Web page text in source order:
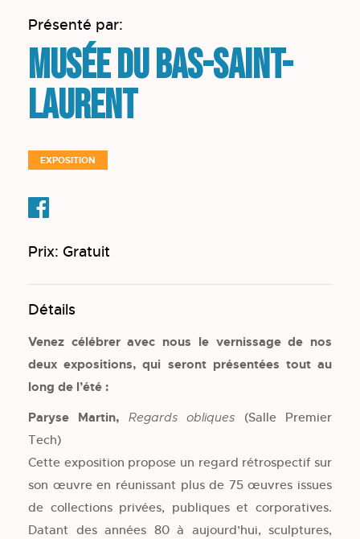
Présenté par:
Musée du Bas-Saint-
Laurent
EXPOSITION
Prix: Gratuit
Détails
Venez célébrer avec nous le vernissage de nos
deux expositions, qui seront présentées tout au
long de l’été :
Paryse Martin,
Regards obliques (Salle Premier
Tech)
Cette exposition propose un regard rétrospectif sur
son œuvre en réunissant plus de 75 œuvres issues
de collections privées, publiques et corporatives.
Datant des années 80 à aujourd’hui, sculptures,